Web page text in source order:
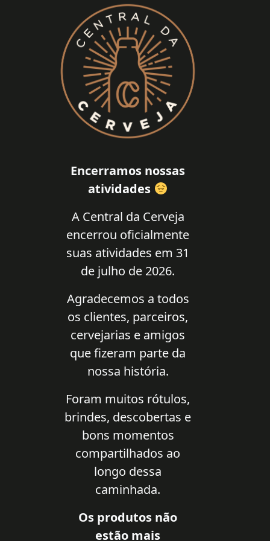
Encerramos nossas
atividades
A Central da Cerveja
encerrou oficialmente
suas atividades em 31
de julho de 2026.
Agradecemos a todos
os clientes, parceiros,
cervejarias e amigos
que fizeram parte da
nossa história.
Foram muitos rótulos,
brindes, descobertas e
bons momentos
compartilhados ao
longo dessa
caminhada.
Os produtos não
estão mais